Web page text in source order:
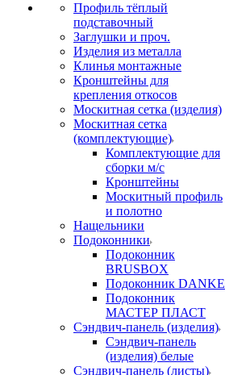
Профиль тёплый
подставочный
Заглушки и проч.
Изделия из металла
Клинья монтажные
Кронштейны для
крепления откосов
Москитная сетка (изделия)
Москитная сетка
(комплектующие)
Комплектующие для
сборки м/с
Кронштейны
Москитный профиль
и полотно
Нащельники
Подоконники
Подоконник
BRUSBOX
Подоконник DANKE
Подоконник
МАСТЕР ПЛАСТ
Сэндвич-панель (изделия)
Сэндвич-панель
(изделия) белые
Сэндвич-панель (листы)